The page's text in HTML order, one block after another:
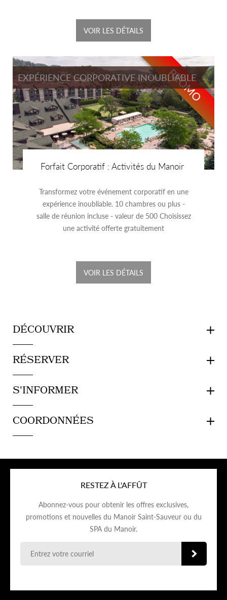
VOIR LES DÉTAILS
PROMO
EXPÉRIENCE CORPORATIVE INOUBLIABLE
Forfait Corporatif : Activités du Manoir
Transformez votre événement corporatif en une
expérience inoubliable. 10 chambres ou plus -
salle de réunion incluse - valeur de 500 Choisissez
une activité offerte gratuitement
VOIR LES DÉTAILS
DÉCOUVRIR
RÉSERVER
S'INFORMER
COORDONNÉES
RESTEZ À L'AFFÛT
Abonnez-vous pour obtenir les offres exclusives,
promotions et nouvelles du Manoir Saint-Sauveur ou du
SPA du Manoir.